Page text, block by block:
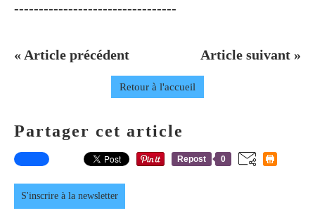
---------------------------------
« Article précédent Article suivant »
Retour à l'accueil
Partager cet article
Repost 0
S'inscrire à la newsletter